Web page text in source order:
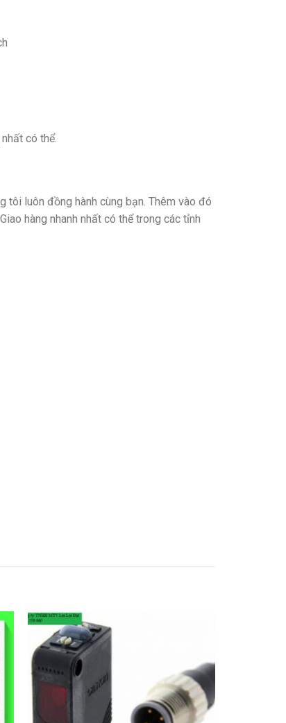
có thể.
tôi luôn đồng hành cùng bạn. Thêm vào đó
hàng nhanh nhất có thể trong các tỉnh